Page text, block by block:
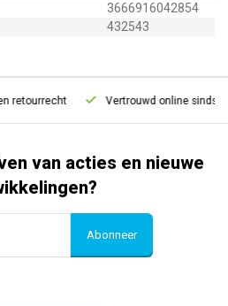
3666916042854
432543
retourrecht Vertrouwd online sinds
van acties en nieuwe
Abonneer